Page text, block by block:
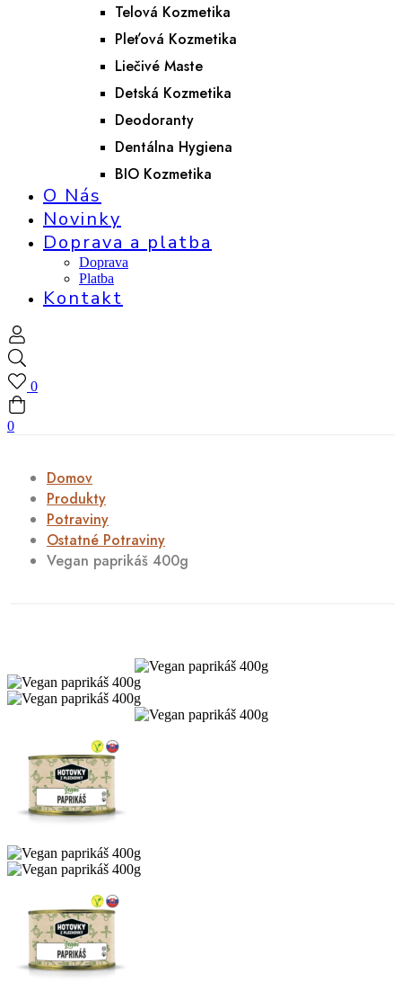
Telová Kozmetika
Pleťová Kozmetika
Liečivé Maste
Detská Kozmetika
Deodoranty
Dentálna Hygiena
BIO Kozmetika
O Nás
Novinky
Doprava a platba
Doprava
Platba
Kontakt
0
0
Domov
Produkty
Potraviny
Ostatné Potraviny
Vegan paprikáš 400g